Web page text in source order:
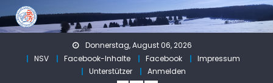
Donnerstag, August 06, 2026
NSV
Facebook-Inhalte Facebook
Impressum
Unterstützer
Anmelden